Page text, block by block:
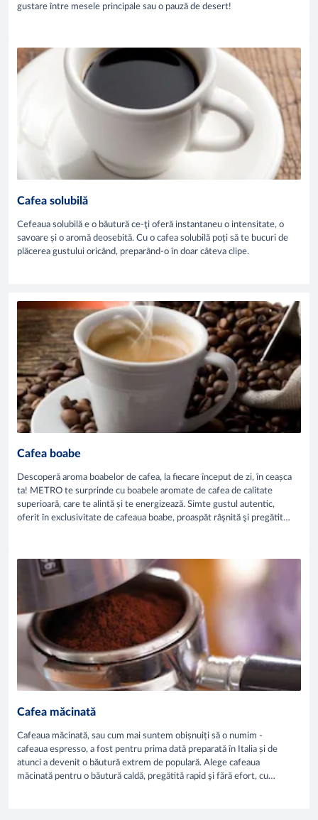
gustare între mesele principale sau o pauză de desert!
Cafea solubilă
Cefeaua solubilă e o băutură ce-ţi oferă instantaneu o intensitate, o
savoare și o aromă deosebită. Cu o cafea solubilă poți să te bucuri de
plăcerea gustului oricând, preparând-o în doar câteva clipe.
Cafea boabe
Descoperă aroma boabelor de cafea, la fiecare început de zi, în ceașca
ta! METRO te surprinde cu boabele aromate de cafea de calitate
superioară, care te alintă și te energizează. Simte gustul autentic,
oferit în exclusivitate de cafeaua boabe, proaspăt râşnită şi pregătită
Cafea măcinată
Cafeaua măcinată, sau cum mai suntem obișnuiți să o numim -
cafeaua espresso, a fost pentru prima dată preparată în Italia și de
atunci a devenit o băutură extrem de populară. Alege cafeaua
măcinată pentru o băutură caldă, pregătită rapid şi fără efort, cu